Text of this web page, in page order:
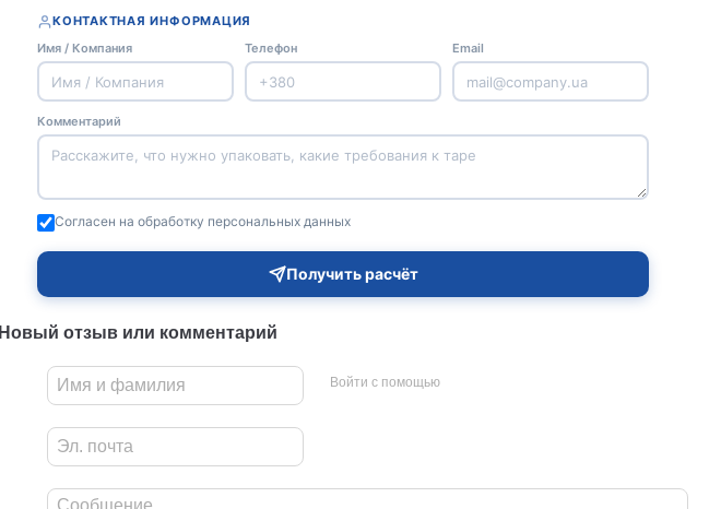
КОНТАКТНАЯ ИНФОРМАЦИЯ
Имя / Компания
Телефон Email
Комментарий
Согласен на обработку персональных данных
Получить расчёт
Новый отзыв или комментарий
Войти с помощью